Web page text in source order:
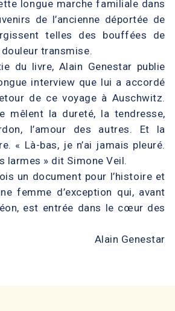
longue marche familiale dans
de l’ancienne déportée de
telles des bouffées de
transmise.
du livre, Alain Genestar publie
interview que lui a accordé
de ce voyage à Auschwitz.
mêlent la dureté, la tendresse,
l’amour des autres. Et la
« Là-bas, je n’ai jamais pleuré.
larmes » dit Simone Veil.
un document pour l’histoire et
femme d’exception qui, avant
est entrée dans le cœur des
Alain Genestar